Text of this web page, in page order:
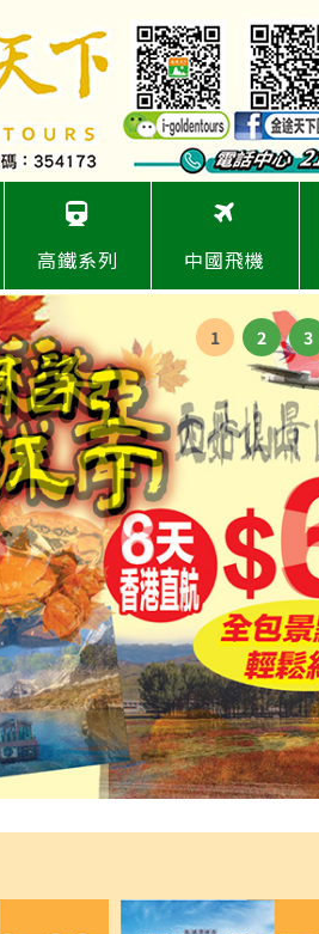
高鐵系列 中國飛機
1 2 3